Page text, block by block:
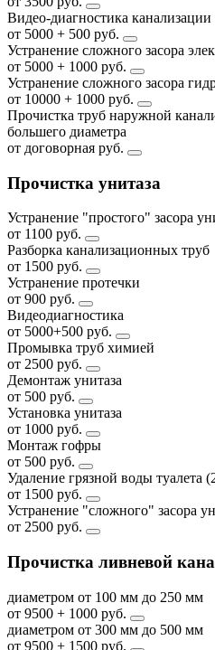
Видео-диагностика канализации
от 5000 + 500 руб.
Устранение сложного засора
от 5000 + 1000 руб.
Устранение сложного засора
от 10000 + 1000 руб.
Прочистка труб наружной
большего диаметра
от договорная руб.
Прочистка унитаза
Устранение "простого" засора
от 1100 руб.
Разборка канализационных труб
от 1500 руб.
Устранение протечки
от 900 руб.
Видеодиагностика
от 5000+500 руб.
Промывка труб химией
от 2500 руб.
Демонтаж унитаза
от 500 руб.
Установка унитаза
от 1000 руб.
Монтаж гофры
от 500 руб.
Удаление грязной воды туалета
от 1500 руб.
Устранение "сложного" засора
от 2500 руб.
Прочистка ливневой
диаметром от 100 мм до 250 мм
от 9500 + 1000 руб.
диаметром от 300 мм до 500 мм
от 9500 + 1500 руб.